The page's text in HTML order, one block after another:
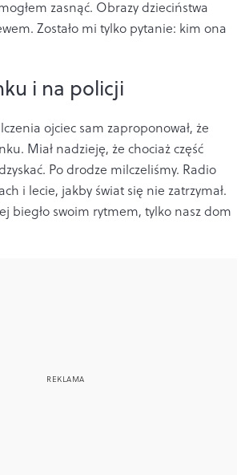
zasnąć. Obrazy dzieciństwa
Zostało mi tylko pytanie: kim ona
i na policji
ojciec sam zaproponował, że
Miał nadzieję, że chociaż część
Po drodze milczeliśmy. Radio
i lecie, jakby świat się nie zatrzymał.
biegło swoim rytmem, tylko nasz dom